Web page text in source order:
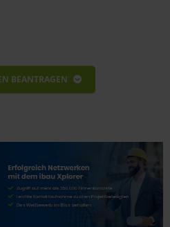
BEANTRAGEN
die Informationen
an.